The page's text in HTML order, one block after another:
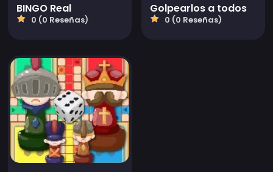
BINGO Real
0 (0 Reseñas)
Golpearlos a todos
0 (0 Reseñas)